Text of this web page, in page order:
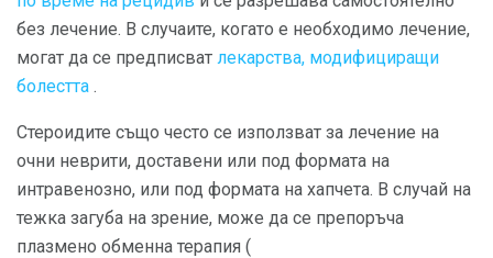
без лечение. В случаите, когато е необходимо лечение,
могат да се предписват лекарства, модифициращи
болестта .
Стероидите също често се използват за лечение на
очни неврити, доставени или под формата на
интравенозно, или под формата на хапчета. В случай на
тежка загуба на зрение, може да се препоръча
плазмено обменна терапия (